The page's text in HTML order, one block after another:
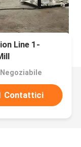
Line 1-
Contattici